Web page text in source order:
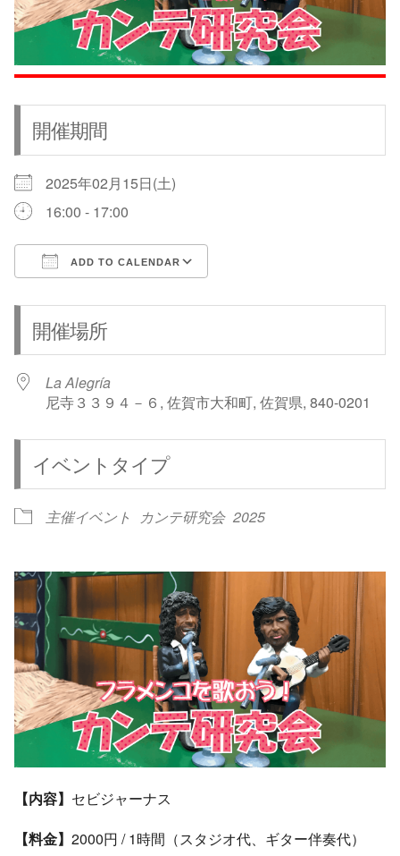
開催期間
2025年02月15日(土)
16:00 - 17:00
ADD TO CALENDAR
開催場所
La Alegría
尼寺３３９４－６, 佐賀市大和町, 佐賀県, 840-0201
イベントタイプ
主催イベント カンテ研究会 2025
【内容】 セビジャーナス
【料金】 2000円 / 1時間（スタジオ代、ギター伴奏代）